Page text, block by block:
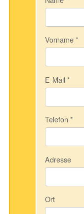
Vorname*
E-Mail*
Telefon *
Adresse
Ort